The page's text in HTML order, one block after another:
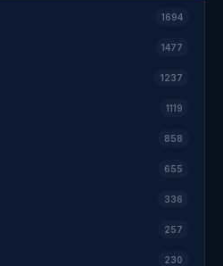
1694
1477
1237
1119
858
655
336
257
230